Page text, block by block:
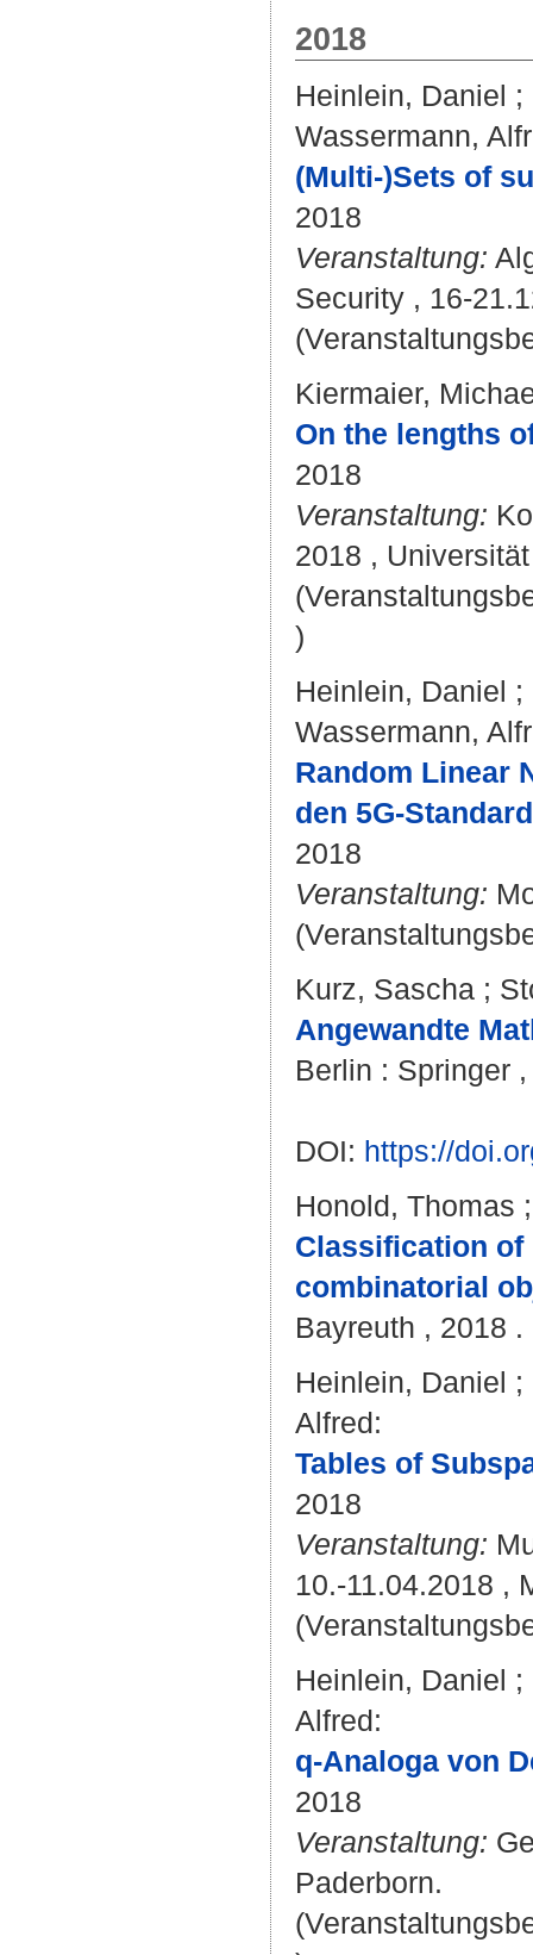
2018
Heinlein, Daniel ;
Wassermann,
(Multi-)Sets of
2018
Veranstaltung:
Security , 16-
Kiermaier,
On the lengths
2018
Veranstaltung:
2018 ,
)
Heinlein, Daniel ;
Wassermann,
Random Linear
den 5G-
2018
Veranstaltung:
Kurz, Sascha ;
Angewandte
Berlin : Springer
DOI: https://
Honold, Thomas
Classification of
combinatorial
Bayreuth , 2018 .
Heinlein, Daniel ;
Alfred:
Tables of
2018
Veranstaltung:
10.-11.04.2018 ,
Heinlein, Daniel ;
Alfred:
q-Analoga von
2018
Veranstaltung:
Paderborn.